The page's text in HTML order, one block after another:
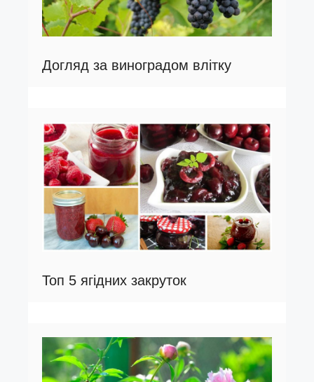
Догляд за виноградом влітку
Топ 5 ягідних закруток